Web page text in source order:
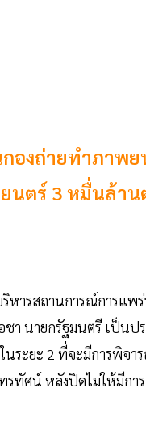
งถ่ายทำภาพย
นตร์ 3 หมื่นล้า
ารสถานการณ์การแพร่
า นายกรัฐมนตรี เป็น
ระยะ 2 ที่จะมีการพิจ
ทัศน์ หลังปิดไม่ให้มีกา